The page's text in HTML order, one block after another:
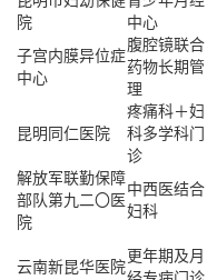
院
中心
子宫内膜异位症
中心
腹腔镜联合
药物长期管
理
昆明同仁医院
疼痛科＋妇
科多学科门
诊
解放军联勤保障
部队第九二〇医
院
中西医结合
妇科
云南新昆华医院更年期及月